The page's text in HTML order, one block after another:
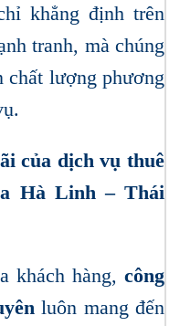
khẳng định trên
tranh, mà chúng
chất lượng phương
của dịch vụ thuê
Hà Linh – Thái
khách hàng, công
luôn mang đến